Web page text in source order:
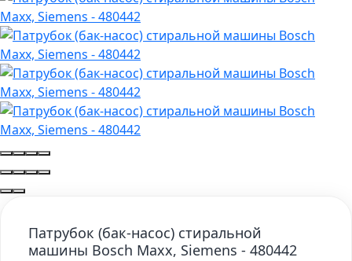
Патрубок (бак-насос) стиральной
машины Bosch Maxx, Siemens - 480442